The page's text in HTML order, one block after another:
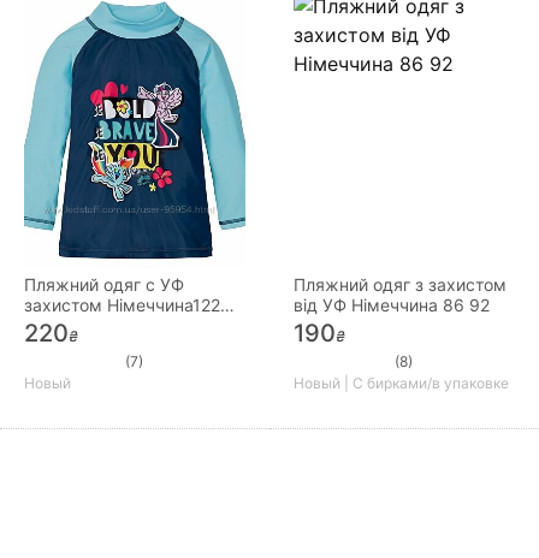
Пляжний одяг c УФ
захистом Німеччина122
128
220₴
(7)
Новый
Пляжний одяг з захистом
від УФ Німеччина 86 92
190₴
(8)
Новый | С бирками/в упаковке